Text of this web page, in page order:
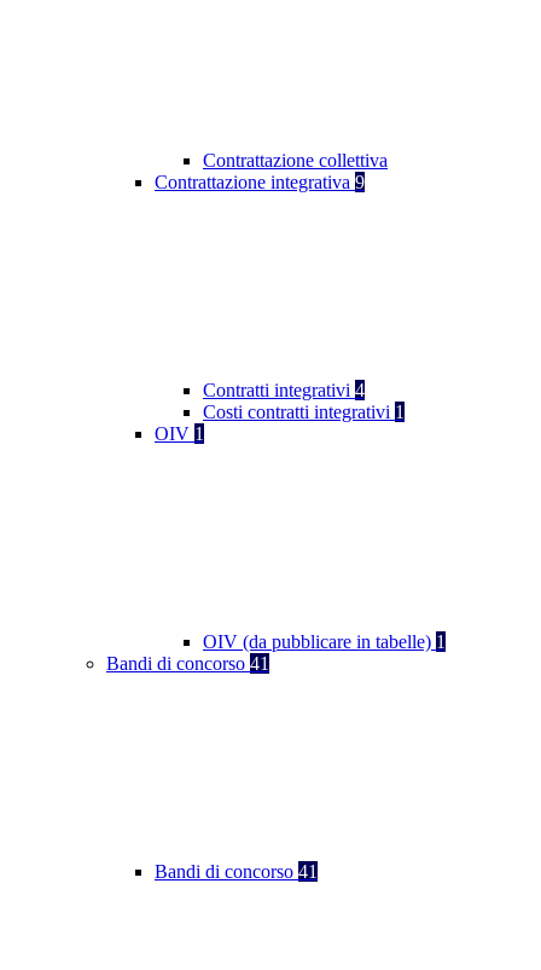
Contrattazione collettiva
Contrattazione integrativa 9
Contratti integrativi 4
Costi contratti integrativi 1
OIV 1
OIV (da pubblicare in tabelle) 1
Bandi di concorso 41
Bandi di concorso 41